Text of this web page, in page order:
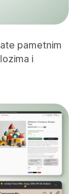
pametnim
i